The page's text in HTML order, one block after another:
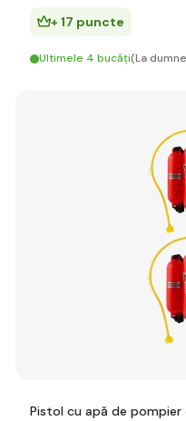
+ 17 puncte
Ultimele 4 bucăți(La
Pistol cu apă de